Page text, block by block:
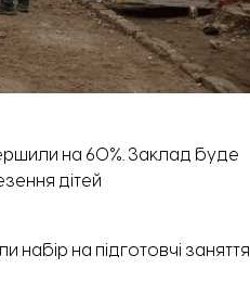
на 60%. Заклад буде
дітей
набір на підготовчі заняття